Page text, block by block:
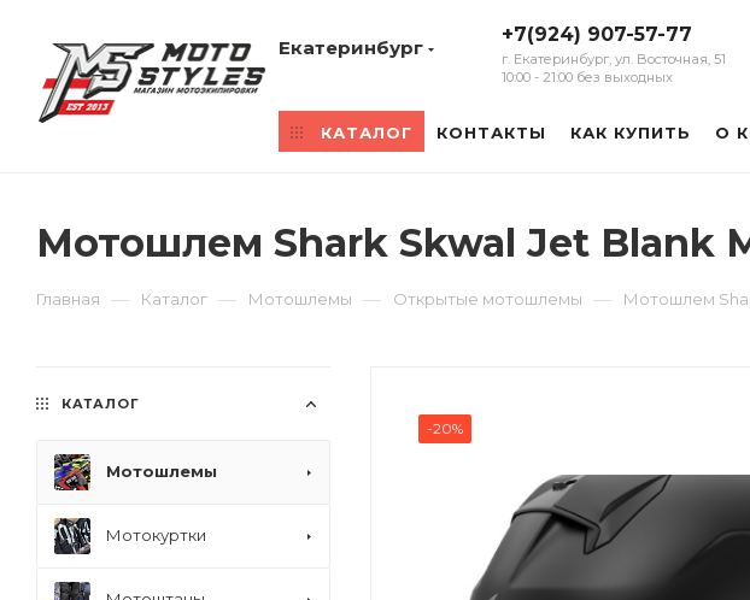
Екатеринбург
+7(924) 907-57-77
г. Екатеринбург, ул. Восточная, 51
10:00 - 21:00 без выходных
КАТАЛОГ КОНТАКТЫ КАК КУПИТЬ О
Мотошлем Shark Skwal Jet Blank
Главная — Каталог — Мотошлемы — Открытые мотошлемы — Мотошлем
-20%
КАТАЛОГ
Мотошлемы
Мотокуртки